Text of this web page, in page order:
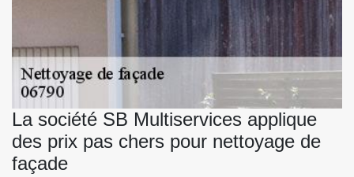
La société SB Multiservices applique
des prix pas chers pour nettoyage de
façade